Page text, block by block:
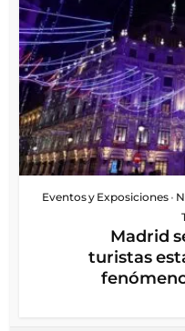
Eventos y Exposiciones •
Madrid
turistas